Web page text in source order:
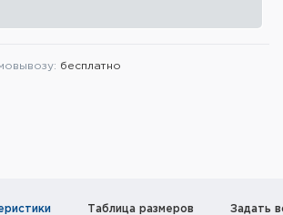
бесплатно
Таблица размеров Задать